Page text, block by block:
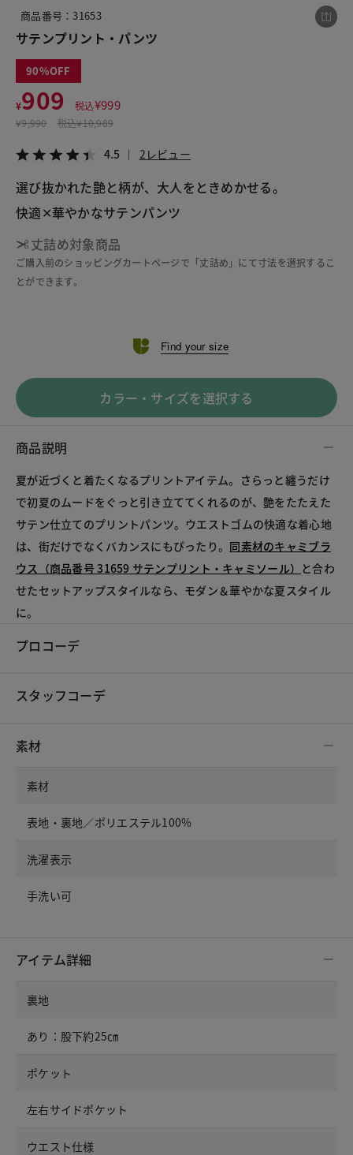
商品番号：31653
サテンプリント・パンツ
90
¥909 税込¥999
¥9,990 税込¥10,989
4.5 2レビュー
選び抜かれた艶と柄が、大人をときめかせる。
快適✕華やかなサテンパンツ
丈詰め対象商品
ご購入前のショッピングカートページで「丈詰め」にて寸法を選択するこ
とができます。
Find your size
カラー・サイズを選択する
商品説明
夏が近づくと着たくなるプリントアイテム。さらっと纏うだけ
で初夏のムードをぐっと引き立ててくれるのが、艶をたたえた
サテン仕立てのプリントパンツ。ウエストゴムの快適な着心地
は、街だけでなくバカンスにもぴったり。 同素材のキャミブラ
ウス（商品番号 31659 サテンプリント・キャミソール） と合わ
せたセットアップスタイルなら、モダン＆華やかな夏スタイル
に。
プロコーデ
スタッフコーデ
素材
素材
表地・裏地／ポリエステル100%
洗濯表示
手洗い可
アイテム詳細
裏地
あり：股下約25㎝
ポケット
左右サイドポケット
ウエスト仕様
この商品をシェアする
¥909
LINE X